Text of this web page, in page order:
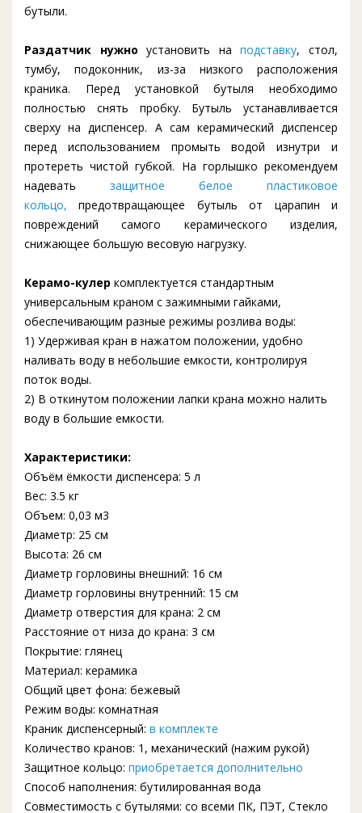
бутыли.
Раздатчик нужно установить наподставку, стол,
тумбу, подоконник, из-за низкого расположения
краника. Перед установкой бутыля необходимо
полностью снять пробку. Бутыль устанавливается
сверху на диспенсер. А сам керамический диспенсер
перед использованием промыть водой изнутри и
протереть чистой губкой. На горлышко рекомендуем
надевать защитное белое пластиковое
кольцо, предотвращающее бутыль от царапин и
повреждений самого керамического изделия,
снижающее большую весовую нагрузку.
Керамо-кулер комплектуется стандартным
универсальным краном с зажимными гайками,
обеспечивающим разные режимы розлива воды:
1) Удерживая кран в нажатом положении, удобно
наливать воду в небольшие емкости, контролируя
поток воды.
2) В откинутом положении лапки крана можно налить
воду в большие емкости.
Характеристики:
Объём ёмкости диспенсера: 5 л
Вес: 3.5 кг
Объем: 0,03 м3
Диаметр: 25 см
Высота: 26 см
Диаметр горловины внешний: 16 см
Диаметр горловины внутренний: 15 см
Диаметр отверстия для крана: 2 см
Расстояние от низа до крана: 3 см
Покрытие: глянец
Материал: керамика
Общий цвет фона: бежевый
Режим воды: комнатная
Краник диспенсерный: в комплекте
Количество кранов: 1, механический (нажим рукой)
Защитное кольцо: приобретается дополнительно
Способ наполнения: бутилированная вода
Совместимость с бутылями: со всеми ПК, ПЭТ, Стекло